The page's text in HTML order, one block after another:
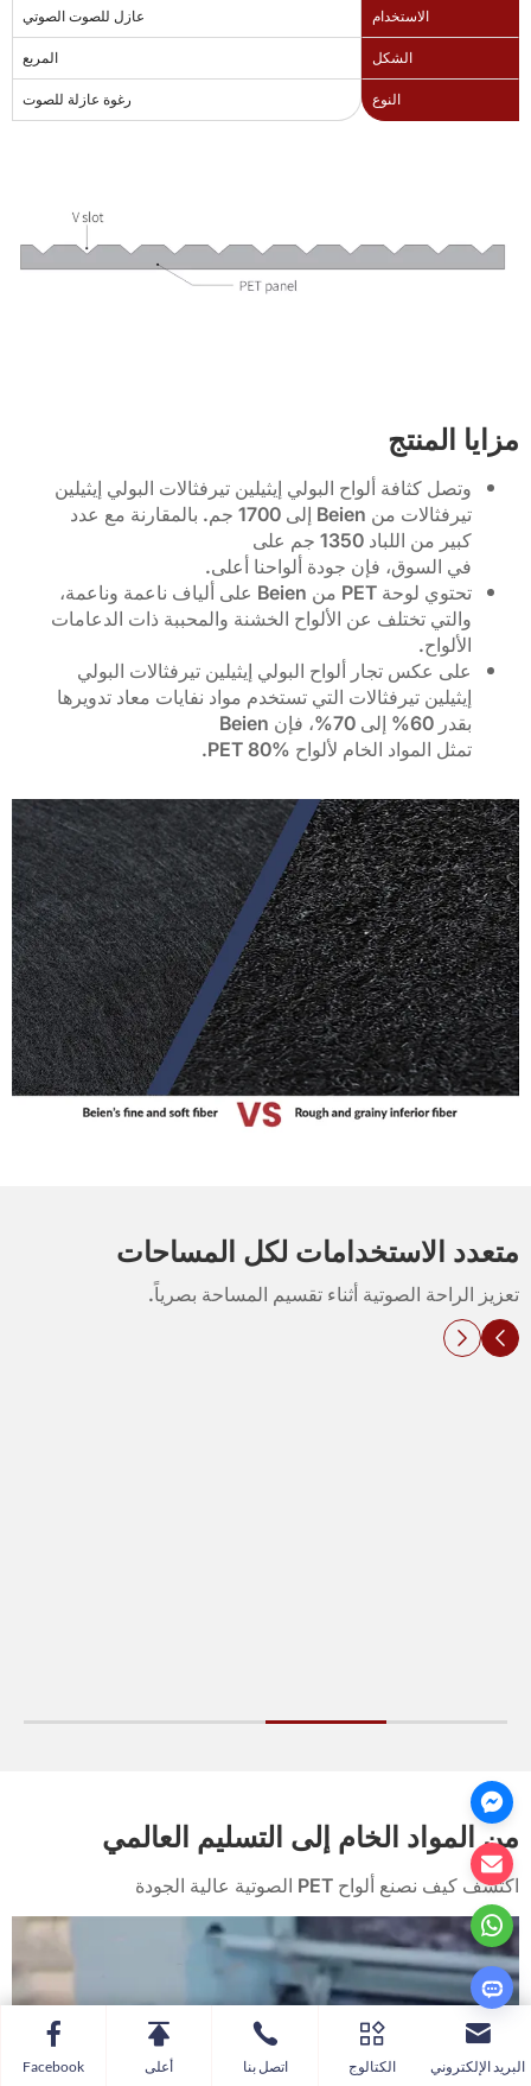
الاستخدام عازل للصوت الصوتي
الشكل المربع
النوع رغوة عازلة للصوت
مزايا المنتج
وتصل كثافة ألواح البولي إيثيلين تيرفثالات البولي إيثيلين
تيرفثالات من Beien إلى 1700 جم. بالمقارنة مع عدد
كبير من اللباد 1350 جم على
في السوق، فإن جودة ألواحنا أعلى.
تحتوي لوحة PET من Beien على ألياف ناعمة وناعمة،
والتي تختلف عن الألواح الخشنة والمحببة ذات الدعامات
الألواح.
على عكس تجار ألواح البولي إيثيلين تيرفثالات البولي
إيثيلين تيرفثالات التي تستخدم مواد نفايات معاد تدويرها
بقدر 60% إلى 70%، فإن Beien
تمثل المواد الخام لألواح PET 80%.
متعدد الاستخدامات لكل المساحات
تعزيز الراحة الصوتية أثناء تقسيم المساحة بصرياً.
من المواد الخام إلى التسليم العالمي
اكتشف كيف نصنع ألواح PET الصوتية عالية الجودة
البريد الإلكتروني الكتالوج اتصل بنا أعلى Facebook